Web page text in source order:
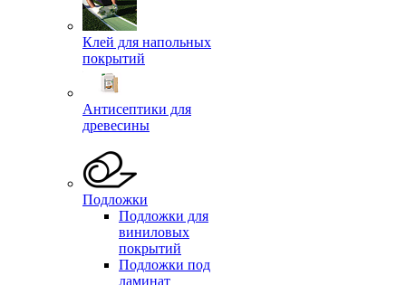
Клей для напольных
покрытий
Антисептики для
древесины
Подложки
Подложки для
виниловых
покрытий
Подложки под
ламинат